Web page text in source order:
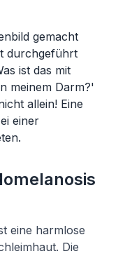
gemacht
durchgeführt
ist das mit
meinem Darm?'
allein! Eine
einer
eine harmlose
Die